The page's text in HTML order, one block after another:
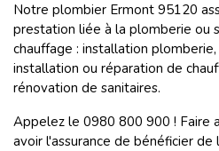
Notre plombier Ermont 95120
prestation liée à la plomberie ou
chauffage : installation
installation ou réparation de
rénovation de sanitaires.
Appelez le 0980 800 900 ! Faire
avoir l'assurance de bénéficier de